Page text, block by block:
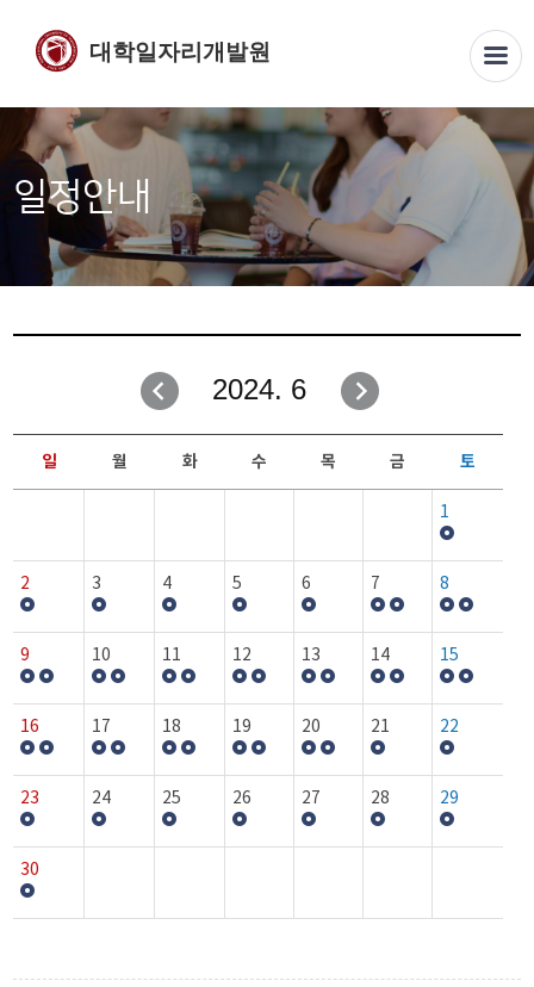
대학일자리개발원
일정안내
2024. 6
일 월 화 수 목 금 토
1
2 3 4 5 6 7 8
9 10 11 12 13 14 15
16 17 18 19 20 21 22
23 24 25 26 27 28 29
30